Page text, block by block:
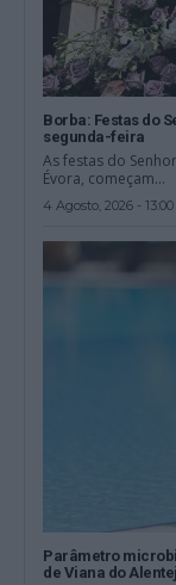
Borba: Festas do
segunda-feira
As festas do
Évora, começam...
4 Agosto, 2026 - 13:00
Parâmetro
de Viana do